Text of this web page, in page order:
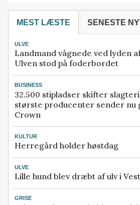
MEST LÆSTE SENESTE
ULVE
Landmand vågnede ved lyden
Ulven stod på foderbordet
BUSINESS
32.500 stipladser skifter
største producenter sender nu
Crown
KULTUR
Herregård holder høstdag
ULVE
Lille hund blev dræbt af ulv i
GRISE